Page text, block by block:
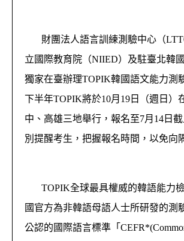
財團法人語言訓練測驗中心（
立國際教育院（NIIED）及駐臺北韓
獨家在臺辦理TOPIK韓國語文能力測
下半年TOPIK將於10月19日（週日）
中、高雄三地舉行，報名至7月14日
別提醒考生，把握報名時間，以免向
TOPIK全球最具權威的韓語能力
國官方為非韓語母語人士所研發的測
公認的國際語言標準「